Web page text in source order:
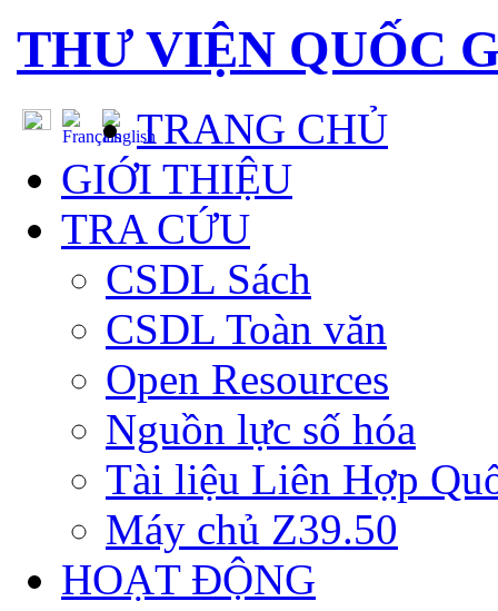
THƯ VIỆN QUỐC
TRANG CHỦ
GIỚI THIỆU
TRA CỨU
CSDL Sách
CSDL Toàn văn
Open Resources
Nguồn lực số hóa
Tài liệu Liên Hợp
Máy chủ Z39.50
HOẠT ĐỘNG